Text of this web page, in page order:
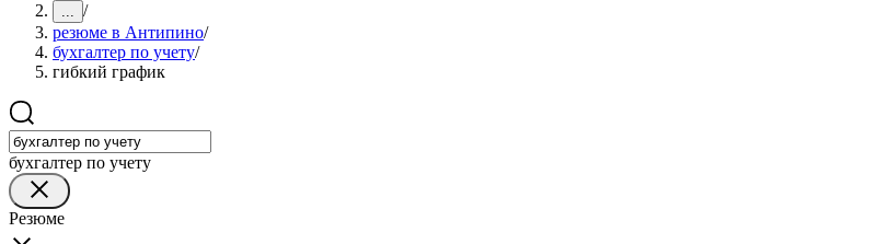
... /
резюме в Антипино/
бухгалтер по учету/
гибкий график
бухгалтер по учету
Резюме